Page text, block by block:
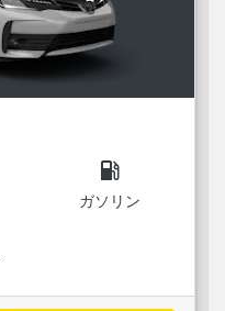
local_gas_station
ガソリン